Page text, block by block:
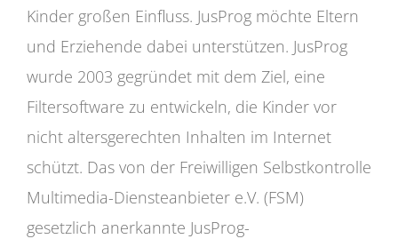
Kinder großen Einfluss. JusProg möchte Eltern
und Erziehende dabei unterstützen. JusProg
wurde 2003 gegründet mit dem Ziel, eine
Filtersoftware zu entwickeln, die Kinder vor
nicht altersgerechten Inhalten im Internet
schützt. Das von der Freiwilligen Selbstkontrolle
Multimedia-Diensteanbieter e.V. (FSM)
gesetzlich anerkannte JusProg-